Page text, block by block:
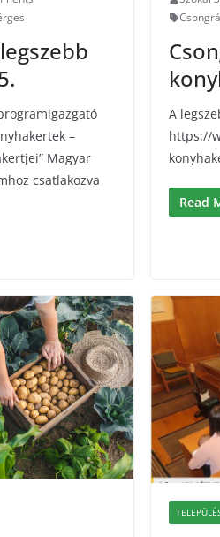
–
Magyar
csatlakozva
A
https://
Read